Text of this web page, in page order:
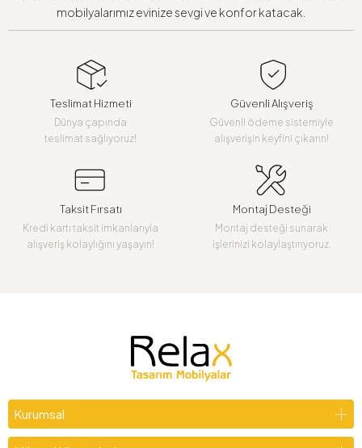
mobilyalarımız evinize sevgi ve konfor katacak.
Teslimat Hizmeti
Dünya çapında
teslimat sağlıyoruz!
Güvenli Alışveriş
Güvenli ödeme sistemiyle
alışverişin keyfini çıkarın!
Taksit Fırsatı
Kredi kartı taksit imkanlarıyla
alışveriş kolaylığını yaşayın!
Montaj Desteği
Montaj desteği sunarak
işlerinizi kolaylaştırıyoruz.
Kurumsal